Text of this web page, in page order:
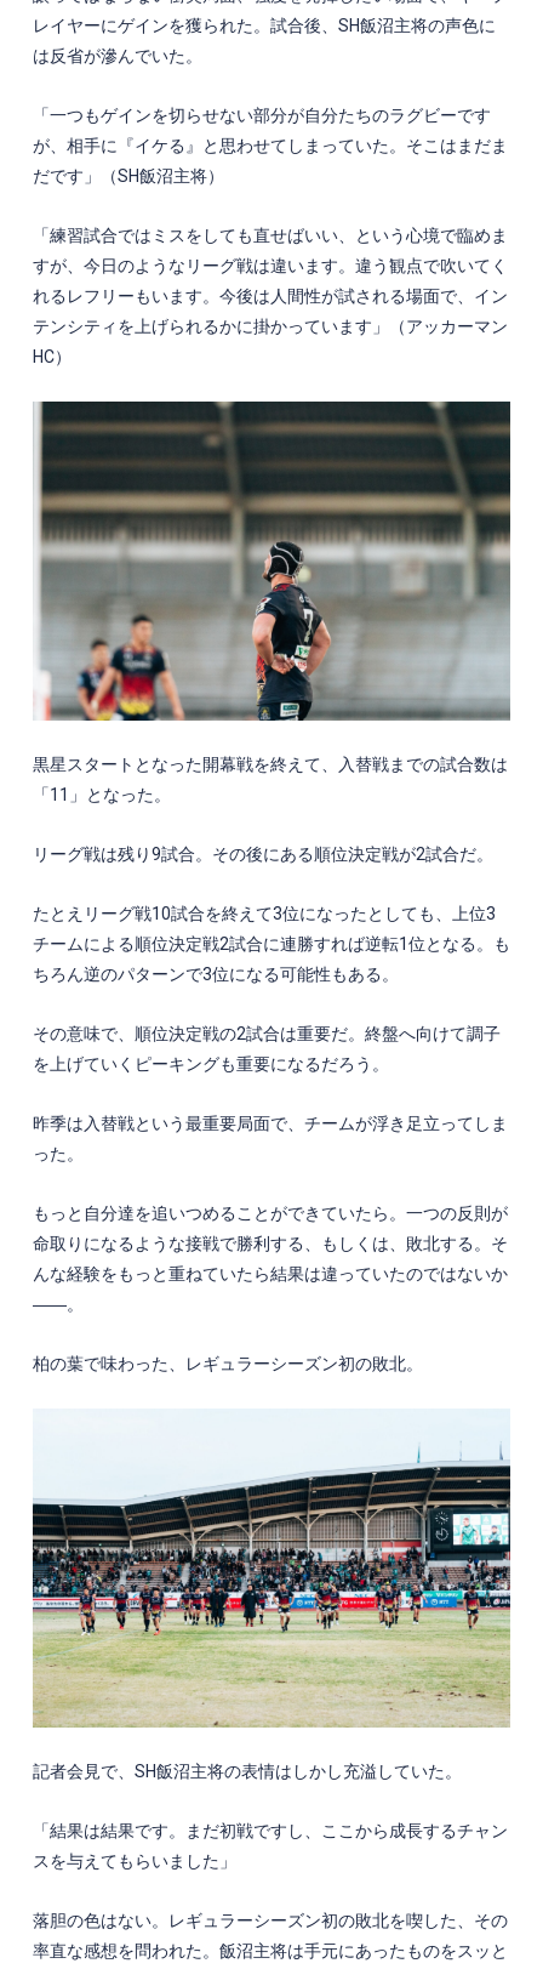
レイヤーにゲインを獲られた。試合後、 SH飯沼主将の声色に
は反省が滲んでいた。
「一つもゲインを切らせない部分が自分たちのラグビーです
が、相手に『イケる』と思わせてしまっていた。そこはまだま
だです」（SH飯沼主将）
「練習試合ではミスをしても直せばいい、という心境で臨めま
すが、今日のようなリーグ戦は違います。違う観点で吹いてく
れるレフリーもいます。今後は人間性が試される場面で、イン
テンシティを上げられるかに掛かっています」（アッカーマン
HC）
黒星スタートとなった開幕戦を終えて、入替戦までの試合数は
「11 」となった。
リーグ戦は残り9試合。その後にある順位決定戦が2試合だ。
たとえリーグ戦10試合を終えて3位になったとしても、上位3
チームによる順位決定戦2試合に連勝すれば逆転1位となる。も
ちろん逆のパターンで3位になる可能性もある。
その意味で、順位決定戦の2試合は重要だ。終盤へ向けて調子
を上げていくピーキングも重要になるだろう。
昨季は入替戦という最重要局面で、チームが浮き足立ってしま
った。
もっと自分達を追いつめることができていたら。一つの反則が
命取りになるような接戦で勝利する、もしくは、敗北する。そ
んな経験をもっと重ねていたら結果は違っていたのではないか
――。
柏の葉で味わった、レギュラーシーズン初の敗北。
記者会見で、 SH飯沼主将の表情はしかし充溢していた。
「結果は結果です。まだ初戦ですし、ここから成長するチャン
スを与えてもらいました」
落胆の色はない。レギュラーシーズン初の敗北を喫した、その
率直な感想を問われた。飯沼主将は手元にあったものをスッと